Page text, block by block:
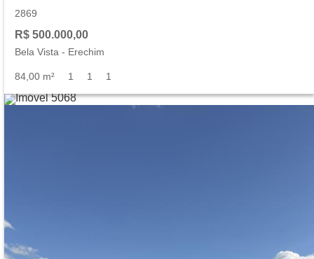
2869
R$ 500.000,00
Bela Vista - Erechim
84,00 m² 1 1 1